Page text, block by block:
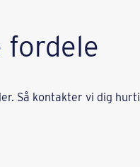
fordele
Så kontakter vi dig